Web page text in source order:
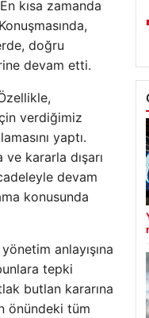
kısa zamanda
doğru
devam etti.
verdiğimiz
yaptı.
kararla dışarı
devam
konusunda
anlayışına
tepki
butlan kararına
önündeki tüm